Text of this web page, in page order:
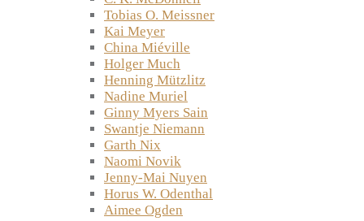
Tobias O. Meissner
Kai Meyer
China Miéville
Holger Much
Henning Mützlitz
Nadine Muriel
Ginny Myers Sain
Swantje Niemann
Garth Nix
Naomi Novik
Jenny-Mai Nuyen
Horus W. Odenthal
Aimee Ogden